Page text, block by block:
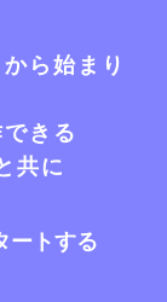
ら始まり
きる
共に
ートする